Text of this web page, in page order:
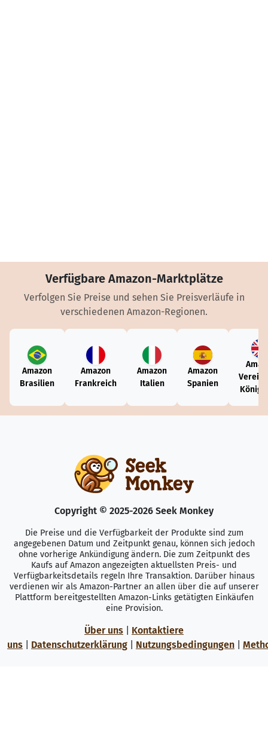
Verfügbare Amazon-Marktplätze
Verfolgen Sie Preise und sehen Sie Preisverläufe in
verschiedenen Amazon-Regionen.
Amazon
Brasilien
Amazon
Frankreich
Amazon
Italien
Amazon
Spanien
Copyright © 2025-2026 Seek Monkey
Die Preise und die Verfügbarkeit der Produkte sind zum
angegebenen Datum und Zeitpunkt genau, können sich jedoch
ohne vorherige Ankündigung ändern. Die zum Zeitpunkt des
Kaufs auf Amazon angezeigten aktuellsten Preis- und
Verfügbarkeitsdetails regeln Ihre Transaktion. Darüber hinaus
verdienen wir als Amazon-Partner an allen über die auf unserer
Plattform bereitgestellten Amazon-Links getätigten Einkäufen
eine Provision.
Über uns
Kontaktiere
uns
Datenschutzerklärung Nutzungsbedingungen